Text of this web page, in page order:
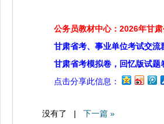
公务员教材中心：2026年甘
甘肃省考、事业单位考试交流
甘肃省考模拟卷，回忆版试
点击分享此信息：
没有了 | 下一篇 »